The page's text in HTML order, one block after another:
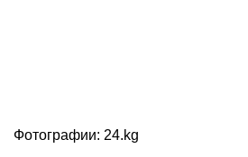
Фотографии: 24.kg